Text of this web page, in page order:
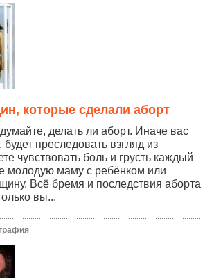
которые сделали аборт
делать ли аборт. Иначе вас
будет преследовать взгляд из
чувствовать боль и грусть каждый
молодую маму с ребёнком или
Всё бремя и последствия аборта
вы...